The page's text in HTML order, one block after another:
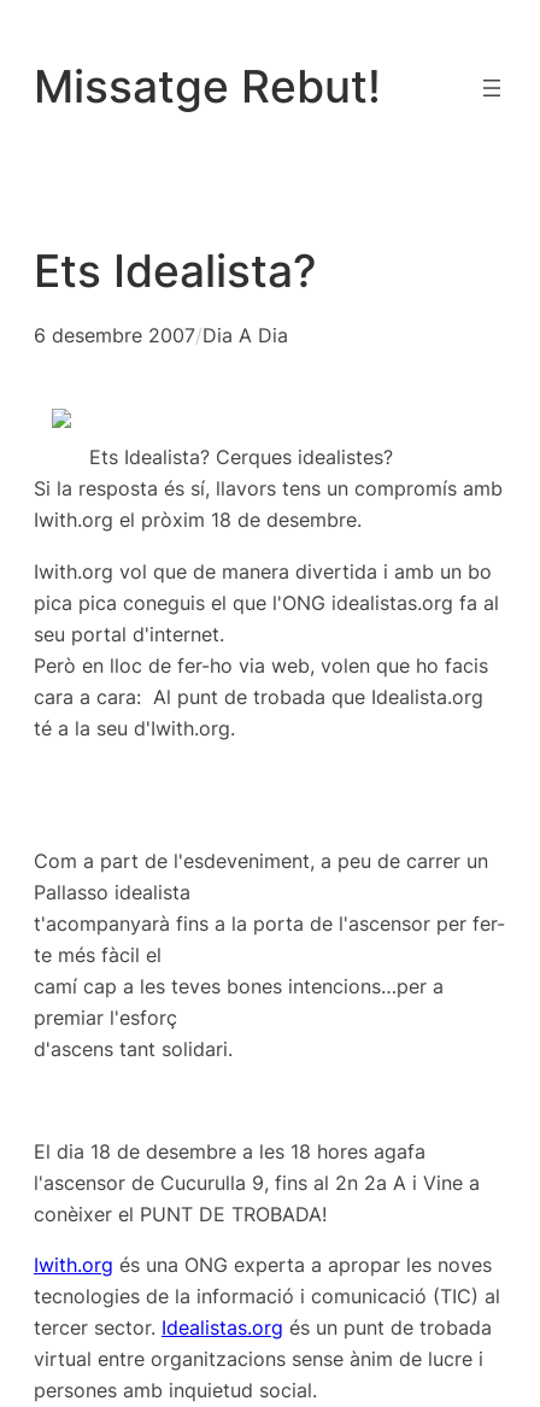
contingut
Missatge Rebut!
Ets Idealista?
6 desembre 2007/Dia A Dia
Ets Idealista? Cerques idealistes?
Si la resposta és sí, llavors tens un compromís amb
Iwith.org el pròxim 18 de desembre.
Iwith.org vol que de manera divertida i amb un bo
pica pica coneguis el que l'ONG idealistas.org fa al
seu portal d'internet.
Però en lloc de fer-ho via web, volen que ho facis
cara a cara: Al punt de trobada que Idealista.org
té a la seu d'Iwith.org.
Com a part de l'esdeveniment, a peu de carrer un
Pallasso idealista
t'acompanyarà fins a la porta de l'ascensor per fer-
te més fàcil el
camí cap a les teves bones intencions…per a
premiar l'esforç
d'ascens tant solidari.
El dia 18 de desembre a les 18 hores agafa
l'ascensor de Cucurulla 9, fins al 2n 2a A i Vine a
conèixer el PUNT DE TROBADA!
Iwith.org és una ONG experta a apropar les noves
tecnologies de la informació i comunicació (TIC) al
tercer sector. Idealistas.org és un punt de trobada
virtual entre organitzacions sense ànim de lucre i
persones amb inquietud social.